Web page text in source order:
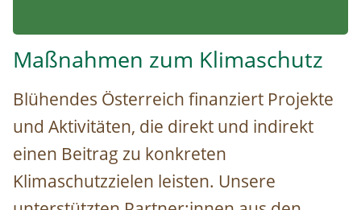
Maßnahmen zum Klimaschutz
Blühendes Österreich finanziert Projekte
und Aktivitäten, die direkt und indirekt
einen Beitrag zu konkreten
Klimaschutzzielen leisten. Unsere